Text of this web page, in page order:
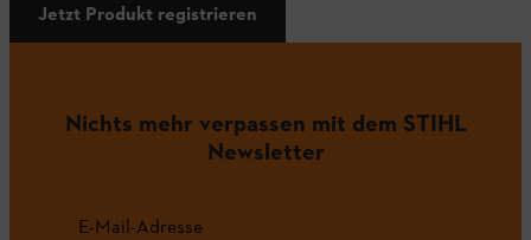
Jetzt Produkt registrieren
Nichts mehr verpassen mit dem STIHL
Newsletter
E-Mail-Adresse